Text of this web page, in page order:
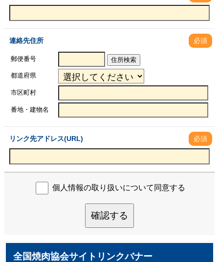
連絡先住所 必須
郵便番号 住所検索
都道府県
市区町村
番地・建物名
リンク先アドレス(URL) 必須
個人情報の取り扱いについて同意する
確認する
全国焼肉協会サイトリンクバナー